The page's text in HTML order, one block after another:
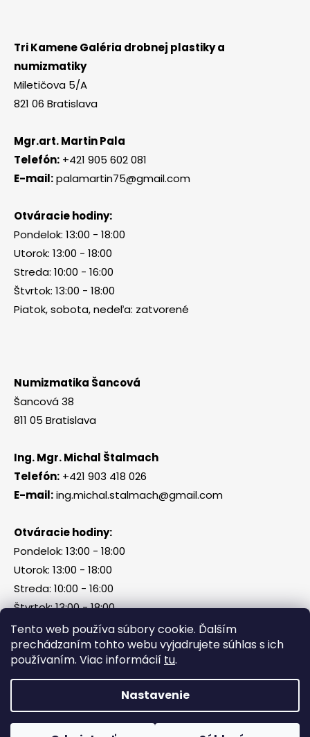
Tento web používa súbory cookie. Ďalším
prechádzaním tohto webu vyjadrujete súhlas s ich
používaním. Viac informácií tu.
Nastavenie
Tri Kamene Galéria drobnej plastiky a
numizmatiky
Miletičova 5/A
821 06 Bratislava
Mgr.art. Martin Pala
Telefón: +421 905 602 081
E-mail:palamartin75@gmail.com
Otváracie hodiny:
Pondelok: 13:00 - 18:00
Utorok: 13:00 - 18:00
Streda: 10:00 - 16:00
Štvrtok: 13:00 - 18:00
Piatok, sobota, nedeľa: zatvorené
Numizmatika Šancová
Šancová 38
811 05 Bratislava
Ing. Mgr. Michal Štalmach
Telefón: +421 903 418 026
E-mail:ing.michal.stalmach@gmail.com
Otváracie hodiny:
Pondelok: 13:00 - 18:00
Utorok: 13:00 - 18:00
Streda: 10:00 - 16:00
Štvrtok: 13:00 - 18:00
Piatok, sobota, nedeľa: zatvorené
Vytvoril Shoptet